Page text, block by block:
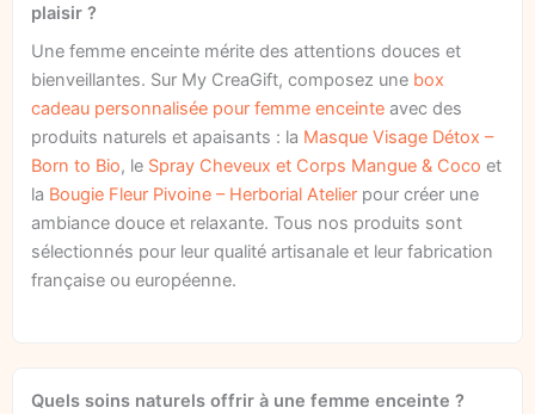
plaisir ?
Une femme enceinte mérite des attentions douces et
bienveillantes. Sur My CreaGift, composez une box
cadeau personnalisée pour femme enceinte avec des
produits naturels et apaisants : la Masque Visage Détox –
Born to Bio, le Spray Cheveux et Corps Mangue & Coco et
la Bougie Fleur Pivoine – Herborial Atelier pour créer une
ambiance douce et relaxante. Tous nos produits sont
sélectionnés pour leur qualité artisanale et leur fabrication
française ou européenne.
Quels soins naturels offrir à une femme enceinte ?